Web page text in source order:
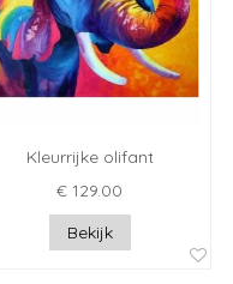
Kleurrijke olifant
€ 129.00
Bekijk